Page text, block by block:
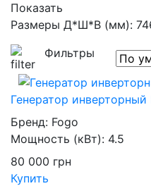
Показать
Размеры Д*Ш*В (мм):
Фильтры
Генератор инверторный
Бренд: Fogo
Мощность (кВт): 4.5
80 000 грн
Купить